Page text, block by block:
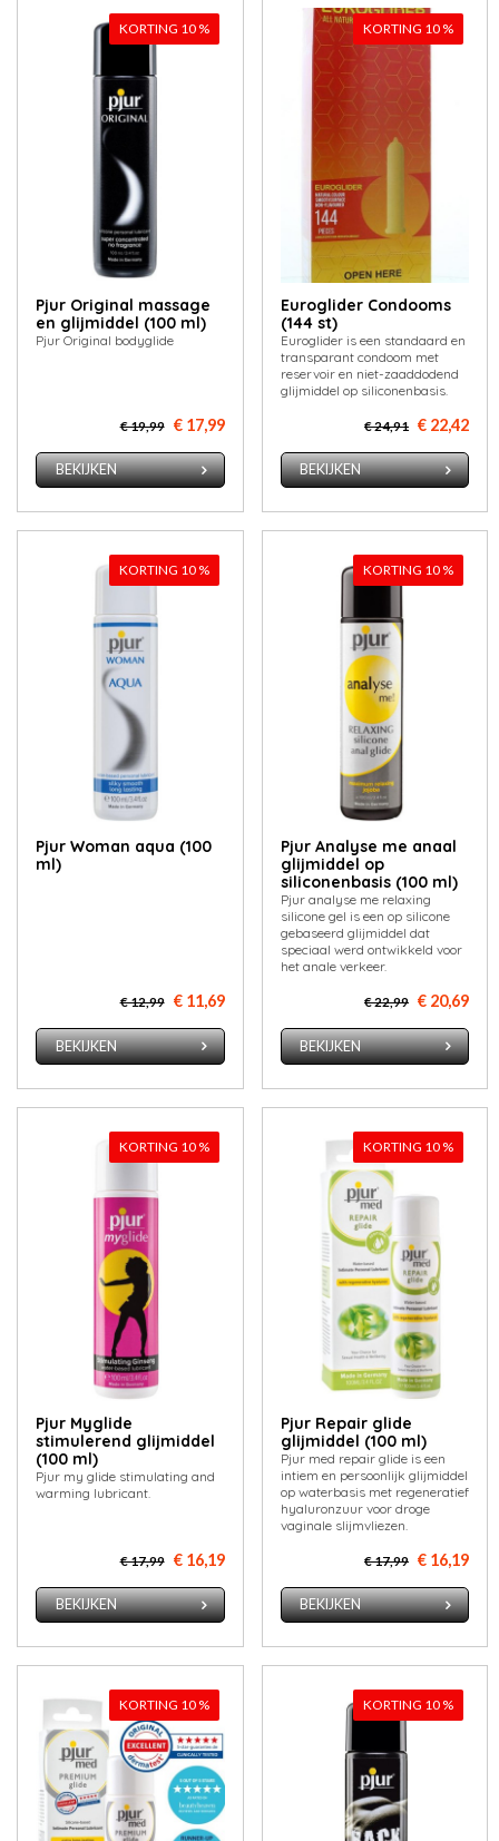
KORTING 10 %
Pjur Original massage
en glijmiddel (100 ml)
Pjur Original bodyglide
€ 19,99 € 17,99
BEKIJKEN
KORTING 10 %
Euroglider Condooms
(144 st)
Euroglider is een standaard en
transparant condoom met
reservoir en niet-zaaddodend
glijmiddel op siliconenbasis.
€ 24,91 € 22,42
BEKIJKEN
KORTING 10 %
Pjur Woman aqua (100
ml)
€ 12,99 € 11,69
BEKIJKEN
KORTING 10 %
Pjur Analyse me anaal
glijmiddel op
siliconenbasis (100 ml)
Pjur analyse me relaxing
silicone gel is een op silicone
gebaseerd glijmiddel dat
speciaal werd ontwikkeld voor
het anale verkeer.
€ 22,99 € 20,69
BEKIJKEN
KORTING 10 %
Pjur Myglide
stimulerend glijmiddel
(100 ml)
Pjur my glide stimulating and
warming lubricant.
€ 17,99 € 16,19
BEKIJKEN
KORTING 10 %
Pjur Repair glide
glijmiddel (100 ml)
Pjur med repair glide is een
intiem en persoonlijk glijmiddel
op waterbasis met regeneratief
hyaluronzuur voor droge
vaginale slijmvliezen.
€ 17,99 € 16,19
BEKIJKEN
KORTING 10 % KORTING 10 %